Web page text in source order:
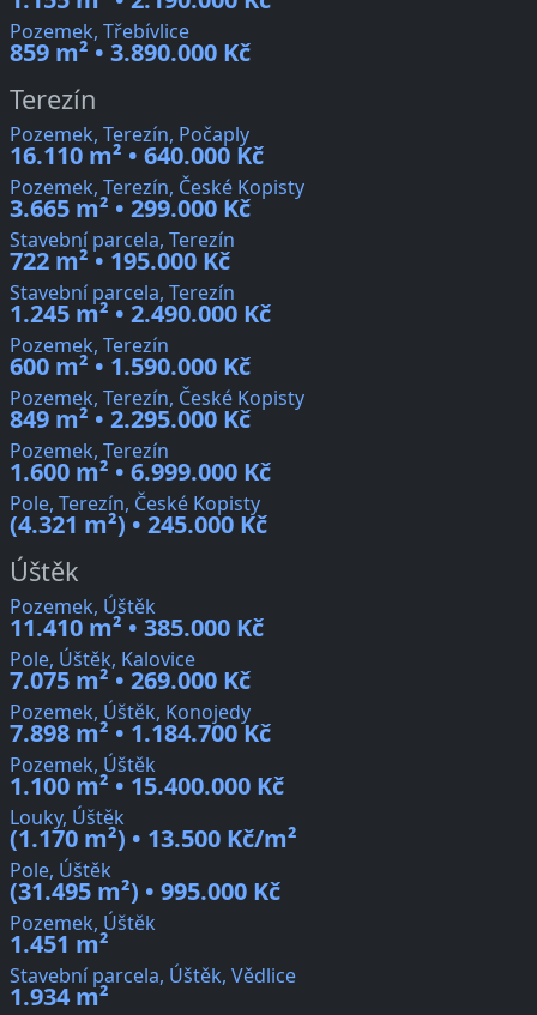
Pozemek, Třebívlice
859 m² • 3.890.000 Kč
Terezín
Pozemek, Terezín, Počaply
16.110 m² • 640.000 Kč
Pozemek, Terezín, České Kopisty
3.665 m² • 299.000 Kč
Stavební parcela, Terezín
722 m² • 195.000 Kč
Stavební parcela, Terezín
1.245 m² • 2.490.000 Kč
Pozemek, Terezín
600 m² • 1.590.000 Kč
Pozemek, Terezín, České Kopisty
849 m² • 2.295.000 Kč
Pozemek, Terezín
1.600 m² • 6.999.000 Kč
Pole, Terezín, České Kopisty
(4.321 m²) • 245.000 Kč
Úštěk
Pozemek, Úštěk
11.410 m² • 385.000 Kč
Pole, Úštěk, Kalovice
7.075 m² • 269.000 Kč
Pozemek, Úštěk, Konojedy
7.898 m² • 1.184.700 Kč
Pozemek, Úštěk
1.100 m² • 15.400.000 Kč
Louky, Úštěk
(1.170 m²) • 13.500 Kč/m²
Pole, Úštěk
(31.495 m²) • 995.000 Kč
Pozemek, Úštěk
1.451 m²
Stavební parcela, Úštěk, Vědlice
1.934 m²